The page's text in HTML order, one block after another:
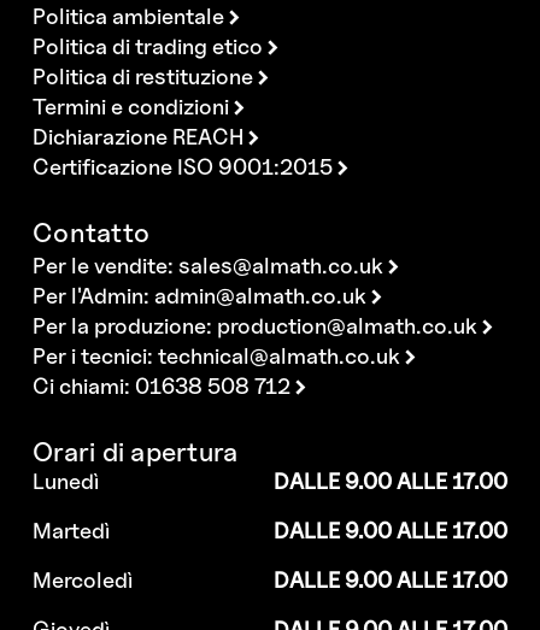
Politica ambientale
Politica di trading etico
Politica di restituzione
Termini e condizioni
Dichiarazione REACH
Certificazione ISO 9001:2015
Contatto
Per le vendite:sales@almath.co.uk
Per l'Admin: admin@almath.co.uk
Per la produzione: production@almath.co.uk
Per i tecnici:technical@almath.co.uk
Ci chiami: 01638 508 712
Orari di apertura
Lunedì
DALLE 9.00 ALLE 17.00
Martedì
DALLE 9.00 ALLE 17.00
Mercoledì
DALLE 9.00 ALLE 17.00